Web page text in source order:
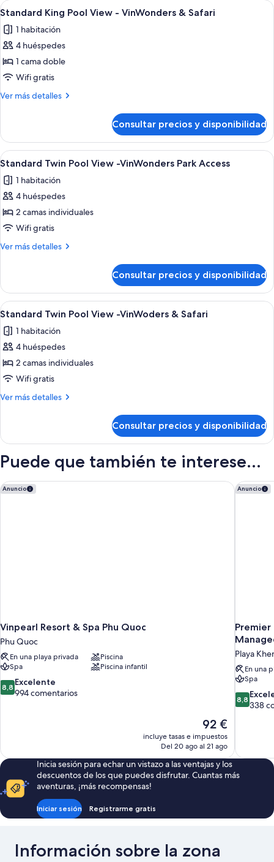
Access
View-
Park
Access
Abrir
todas
las
fotos
de
Standard
King
-
VinWonders
&
Safari
Habitación de hotel con una cama
5
Standard King Pool View - VinWonders & Safari
1 habitación
4 huéspedes
1 cama doble
Wifi gratis
Ver más detalles
Más
King
Pool
View
VinWonders
&
Consultar precios y disponibilidad
Abrir
todas
las
fotos
de
Standard
Twin
-
VinWonders
Park
Access
Minibar, caja fuerte, cortinas opacas
4
Standard Twin Pool View -VinWonders Park Access
1 habitación
4 huéspedes
2 camas individuales
Wifi gratis
Ver más detalles
Más
Twin
Pool
View
VinWonders
Park
Consultar precios y disponibilidad
Abrir
todas
las
fotos
de
Standard
Twin
-
VinWoders
&
Minibar, caja fuerte, cortinas opacas
4
Standard Twin Pool View -VinWoders & Safari
1 habitación
4 huéspedes
2 camas individuales
Wifi gratis
Ver más detalles
Más
Twin
View
VinWoders
&
Consultar precios y disponibilidad
Puede que también te interese...
Anuncio
Vinpearl Resort & Spa Phu Quoc
Phu Quoc
En una playa privada
Piscina
Spa
Piscina infantil
8.8
sobre
8,8 Excelente
994 comentarios
El
precio
actual
de
92 €
92 €
incluye tasas e impuestos
Del 20 ago al 21 ago
Vinpearl Resort & Spa Phu Quoc Anuncio
Premier
Playa
En una
Spa
8.8
sobre
8,8
338
Premier
Inicia sesión para echar un vistazo a las ventajas y los
descuentos de los que puedes disfrutar. Cuantas más
aventuras, ¡más recompensas!
Iniciar sesión Registrarme gratis
Información sobre la zona